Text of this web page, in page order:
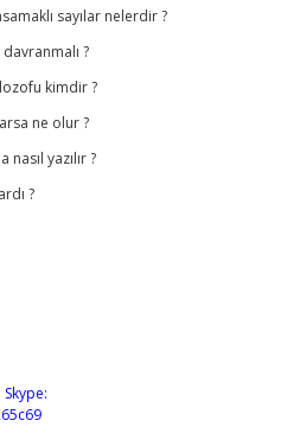
sayılar nelerdir ?
?
kimdir ?
ne olur ?
yazılır ?
?
Skype: